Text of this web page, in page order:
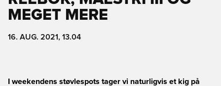
MEGET MERE
16. AUG. 2021, 13.04
I weekendens støvlespots tager vi naturligvis et kig på